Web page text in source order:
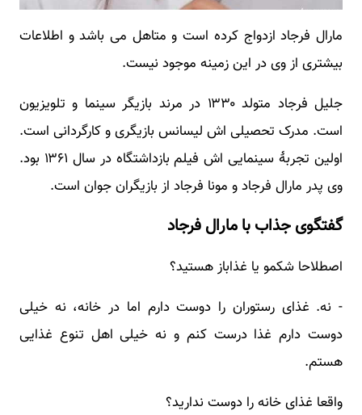
مارال فرجاد ازدواج کرده است و متاهل می باشد و اطلاعات
بیشتری از وی در این زمینه موجود نیست.
جلیل فرجاد متولد ۱۳۳۰ در مرند بازیگر سینما و تلویزیون
است. مدرک تحصیلی اش لیسانس بازیگری و کارگردانی است.
اولین تجربهٔ سینمایی اش فیلم بازداشتگاه در سال ۱۳۶۱ بود.
وی پدر مارال فرجاد و مونا فرجاد از بازیگران جوان است.
گفتگوی جذاب با مارال فرجاد
اصطلاحا شکمو یا غذاباز هستید؟
- نه. غذای رستوران را دوست دارم اما در خانه، نه خیلی
دوست دارم غذا درست کنم و نه خیلی اهل تنوع غذایی
هستم.
واقعا غذای خانه را دوست ندارید؟